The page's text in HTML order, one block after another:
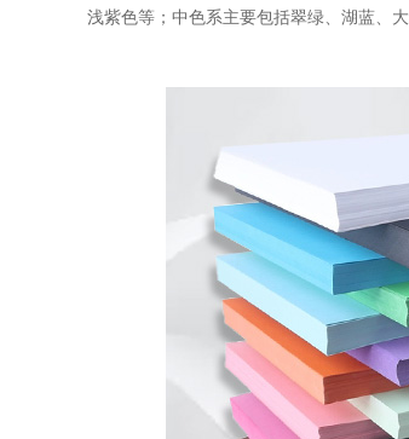
浅紫色等；中色系主要包括翠绿、湖蓝、